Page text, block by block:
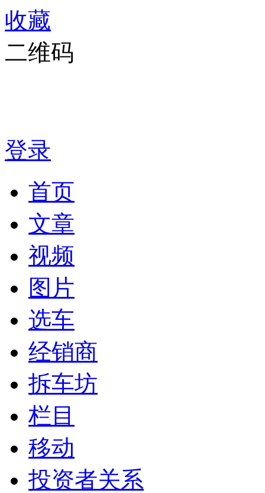
收藏
二维码
登录
首页
文章
视频
图片
选车
经销商
拆车坊
栏目
移动
投资者关系